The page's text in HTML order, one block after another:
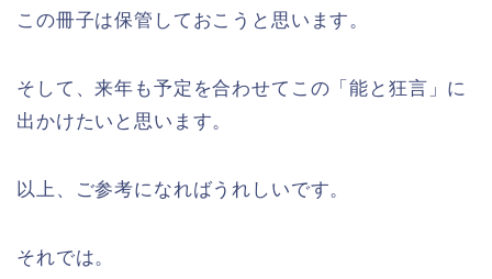
この冊子は保管しておこうと思います。
そして、来年も予定を合わせてこの「能と狂言」に
出かけたいと思います。
以上、ご参考になればうれしいです。
それでは。